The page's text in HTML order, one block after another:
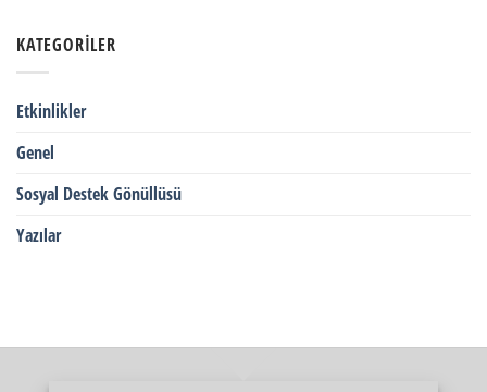
KATEGORILER
Etkinlikler
Genel
Sosyal Destek Gönüllüsü
Yazılar